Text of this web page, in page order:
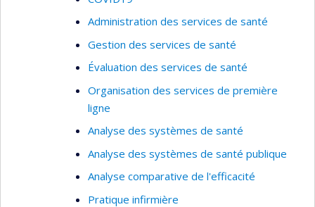
Administration des services de santé
Gestion des services de santé
Évaluation des services de santé
Organisation des services de première
ligne
Analyse des systèmes de santé
Analyse des systèmes de santé publique
Analyse comparative de l'efficacité
Pratique infirmière